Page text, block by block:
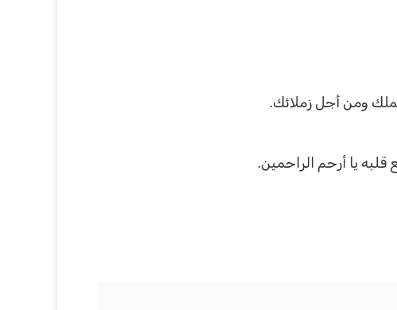
ومن أجل زملائك.
يا أرحم الراحمين.